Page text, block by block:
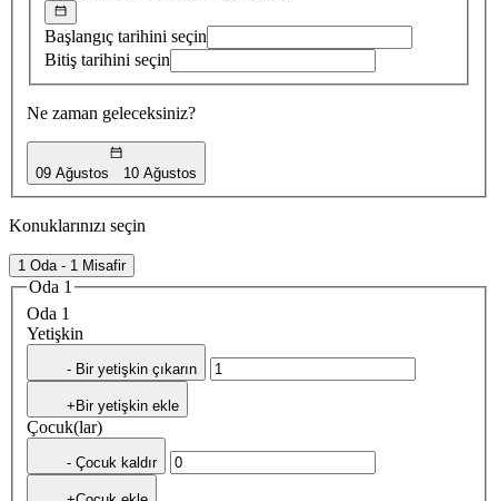
Başlangıç tarihini seçin
Bitiş tarihini seçin
Ne zaman geleceksiniz?
09 Ağustos 10 Ağustos
Konuklarınızı seçin
1 Oda - 1 Misafir
Oda 1
Oda 1
Yetişkin
- Bir yetişkin çıkarın
+Bir yetişkin ekle
Çocuk(lar)
- Çocuk kaldır